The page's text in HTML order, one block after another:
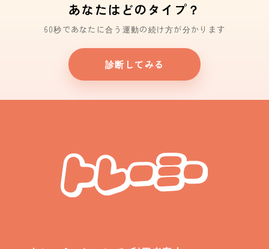
あなたはどのタイプ？
60秒であなたに合う運動の続け方が分かります
診断してみる